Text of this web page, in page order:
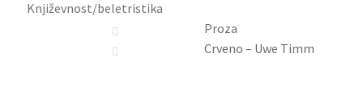
Književnost/beletristika
Proza
Crveno – Uwe Timm